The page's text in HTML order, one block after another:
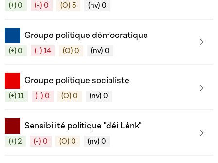
(+) 0 (-) 0 (O) 5 (nv) 0
Groupe politique démocratique
(+) 0 (-) 14 (O) 0 (nv) 0
Groupe politique socialiste
(+) 11 (-) 0 (O) 0 (nv) 0
Sensibilité politique "déi Lénk"
(+) 2 (-) 0 (O) 0 (nv) 0